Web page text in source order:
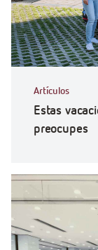
Artículos
Estas
preocupes